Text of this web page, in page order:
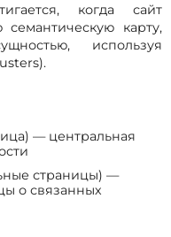
когда сайт
карту,
используя
— центральная
страницы) —
о связанных